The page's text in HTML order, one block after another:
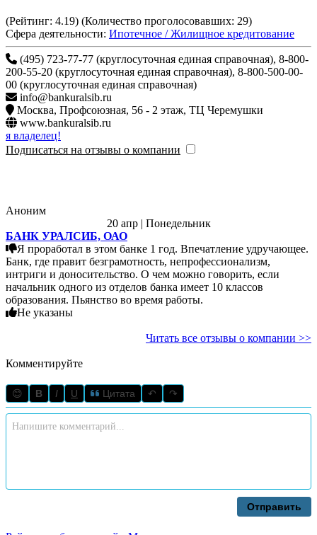
(Рейтинг: 4.19) (Количество проголосовавших: 29)
Сфера деятельности: Ипотечное / Жилищное кредитование
(495) 723-77-77 (круглосуточная единая справочная), 8-800-
200-55-20 (круглосуточная единая справочная), 8-800-500-00-
00 (круглосуточная единая справочная)
info@bankuralsib.ru
Москва,
Профсоюзная, 56 - 2 этаж, ТЦ Черемушки
www.bankuralsib.ru
я владелец!
Подписаться на отзывы о компании
Аноним
20 апр | Понедельник
БАНК УРАЛСИБ, ОАО
Я проработал в этом банке 1 год. Впечатление удручающее.
Банк, где правит безграмотность, непрофессионализм,
интриги и доносительство. О чем можно говорить, если
начальник одного из отделов банка имеет 10 классов
образования. Пьянство во время работы.
Не указаны
Читать все отзывы о компании >>
Комментируйте
😊 B I U Цитата ↶ ↷
Отправить